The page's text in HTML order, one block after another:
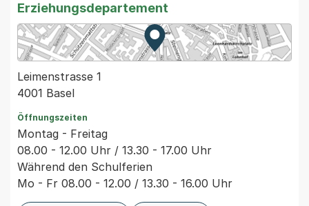
Erziehungsdepartement
Zur Karte von MapBS.
Externer Link, wird in einem
Leimenstrasse 1
4001 Basel
Öffnungszeiten
Montag - Freitag
08.00 - 12.00 Uhr / 13.30 - 17.00 Uhr
Während den Schulferien
Mo - Fr 08.00 - 12.00 / 13.30 - 16.00 Uhr